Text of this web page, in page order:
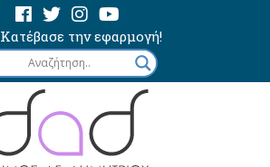
Κατέβασε την εφαρμογή!